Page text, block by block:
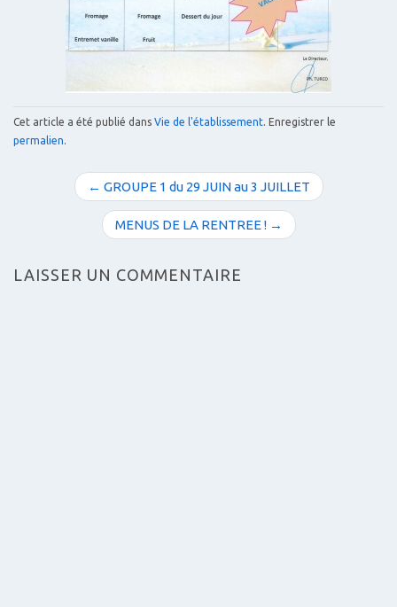
Cet article a été publié dans Vie de l'établissement . Enregistrer le
permalien
g
← GROUPE 1 du 29 JUIN au 3 JUILLET
MENUS DE LA RENTREE ! →
LAISSER UN COMMENTAIRE